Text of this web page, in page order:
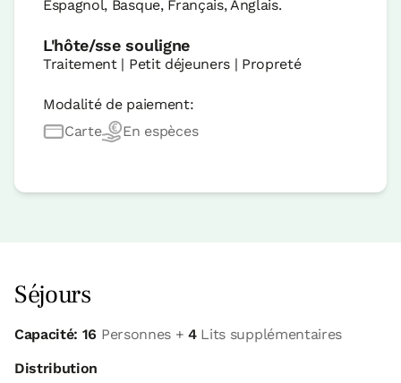
Espagnol, Basque, Français, Anglais.
L'hôte/sse souligne
Traitement | Petit déjeuners | Propreté
Modalité de paiement:
Carte
En espèces
Séjours
Capacité: 16 Personnes +4Lits supplémentaires
Distribution